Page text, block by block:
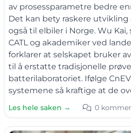
av prosessparametre bedre
Det kan bety raskere
også til elbiler i Norge. Wu
CATL og akademiker ved
forklarer at selskapet bruker
til å erstatte tradisjonelle
batterilaboratoriet. Ifølge
systemene så kraftige at de
Les hele saken → 0